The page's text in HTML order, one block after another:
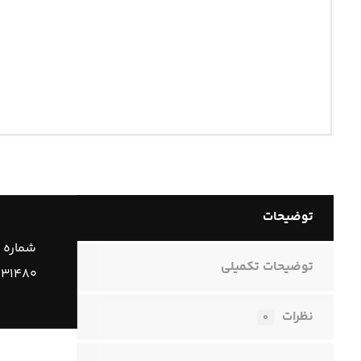
توضیحات
توضیحات تکمیلی
نظرات ۰